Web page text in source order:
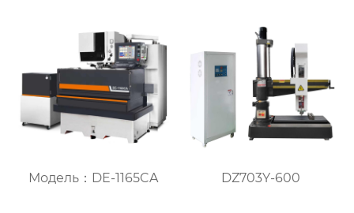
Модель：DE-1165CA DZ703Y-600